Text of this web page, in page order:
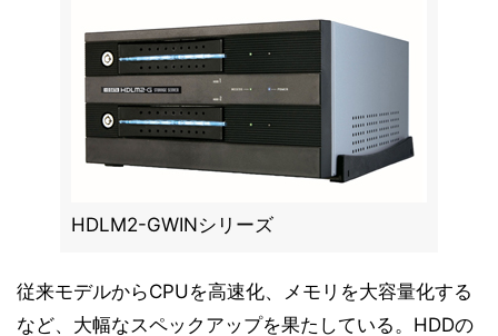
HDLM2-GWINシリーズ
従来モデルからCPUを高速化、メモリを大容量化する
など、大幅なスペックアップを果たしている。HDDの